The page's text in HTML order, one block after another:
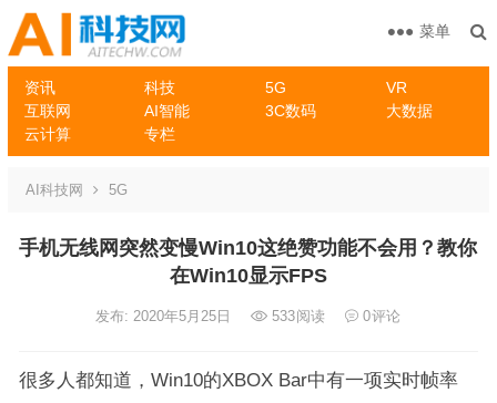
资讯 科技 5G
VR
互联网
AI智能 3C数码
大数据
云计算
专栏
菜单
AI科技网 5G
手机无线网突然变慢Win10这绝赞功能不会用？教你
在Win10显示FPS
发布: 2020年5月25日 533阅读 0评论
很多人都知道，Win10的XBOX Bar中有一项实时帧率